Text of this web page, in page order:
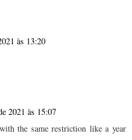
às 13:20
2021 às 15:07
the same restriction like a year